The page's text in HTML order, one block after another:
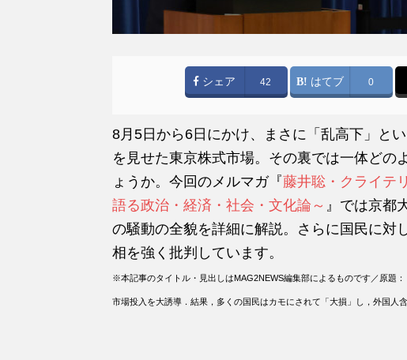
シェア 42 はてブ 0
8月5日から6日にかけ、まさに「乱高下」と
を見せた東京株式市場。その裏では一体どの
ょうか。今回のメルマガ『藤井聡・クライテ
語る政治・経済・社会・文化論～ 』では京都
の騒動の全貌を詳細に解説。さらに国民に対
相を強く批判しています。
※本記事のタイトル・見出しはMAG2NEWS編集部によるものです／原題
市場投入を大誘導．結果，多くの国民はカモにされて「大損」し，外国人